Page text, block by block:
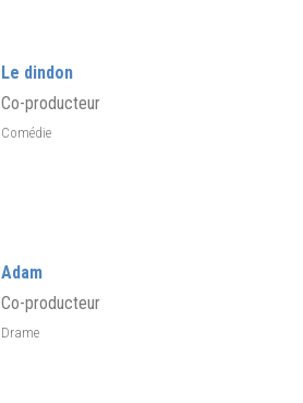
Le dindon
Co-producteur
Comédie
Adam
Co-producteur
Drame